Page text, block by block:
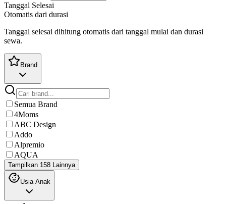
Tanggal Selesai
Otomatis dari durasi
Tanggal selesai dihitung otomatis dari tanggal mulai dan durasi
sewa.
Brand
Semua Brand
4Moms
ABC Design
Addo
Alpremio
AQUA
Tampilkan 158 Lainnya
Usia Anak